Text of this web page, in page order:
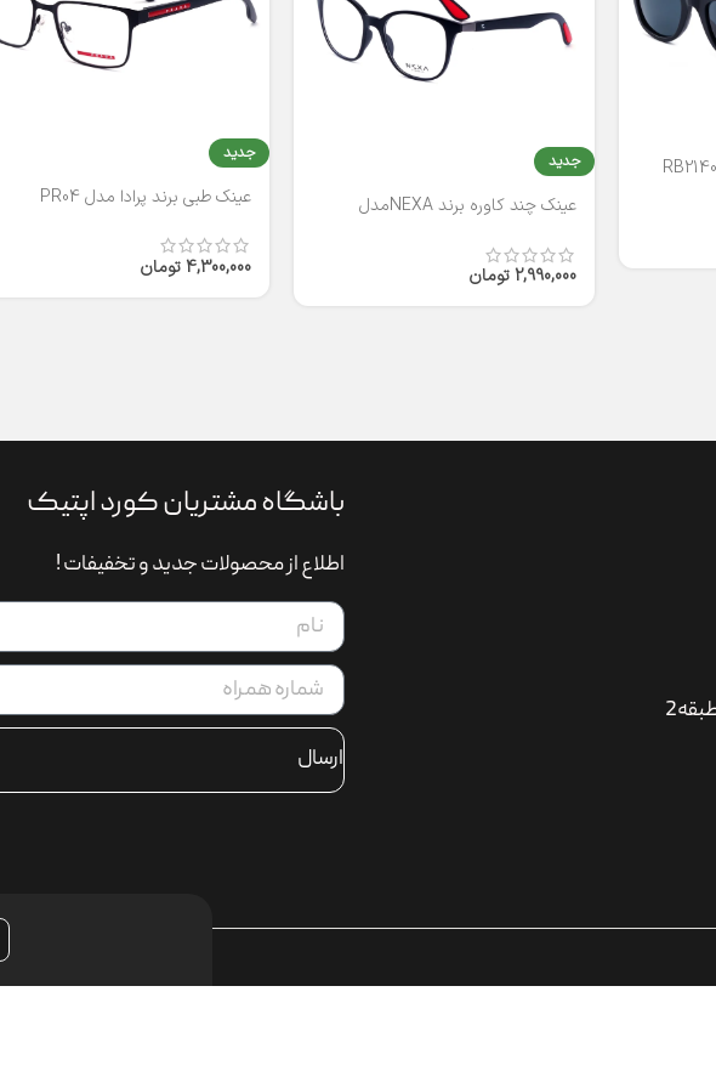
جدید
عینک چند کاوره برند NEXAمدل
2,990,000 تومان
جدید
عینک طبی برند پرادا مدل PR04
4,300,000 تومان
باشگاه مشتریان کورد اپتیک
اطلاع از محصولات جدید و تخفیفات !
ارسال